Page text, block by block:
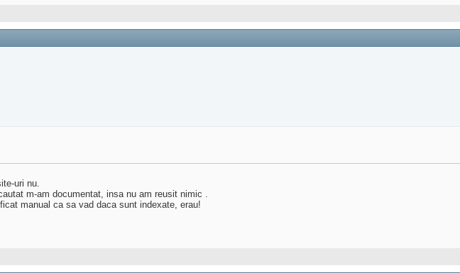
uri nu.
m-am documentat, insa nu am reusit nimic .
manual ca sa vad daca sunt indexate, erau!